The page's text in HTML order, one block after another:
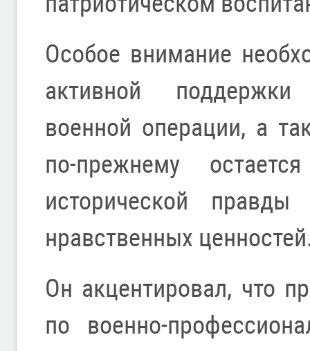
Особое внимание
активной поддержки
военной операции, а
по-прежнему
исторической
нравственных
Он акцентировал, что
по военно-